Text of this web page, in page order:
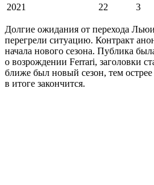
2021
22 3
Долгие ожидания от перехода
перегрели ситуацию. Контракт
начала нового сезона. Публика
о возрождении Ferrari, заголовки
ближе был новый сезон, тем
в итоге закончится.